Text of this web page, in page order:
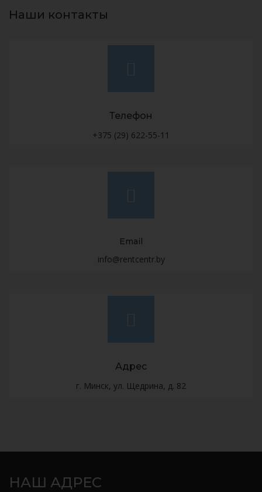
Наши контакты
Телефон
+375 (29) 622-55-11
Email
info@rentcentr.by
Адрес
г. Минск, ул. Щедрина, д. 82
НАШ АДРЕС